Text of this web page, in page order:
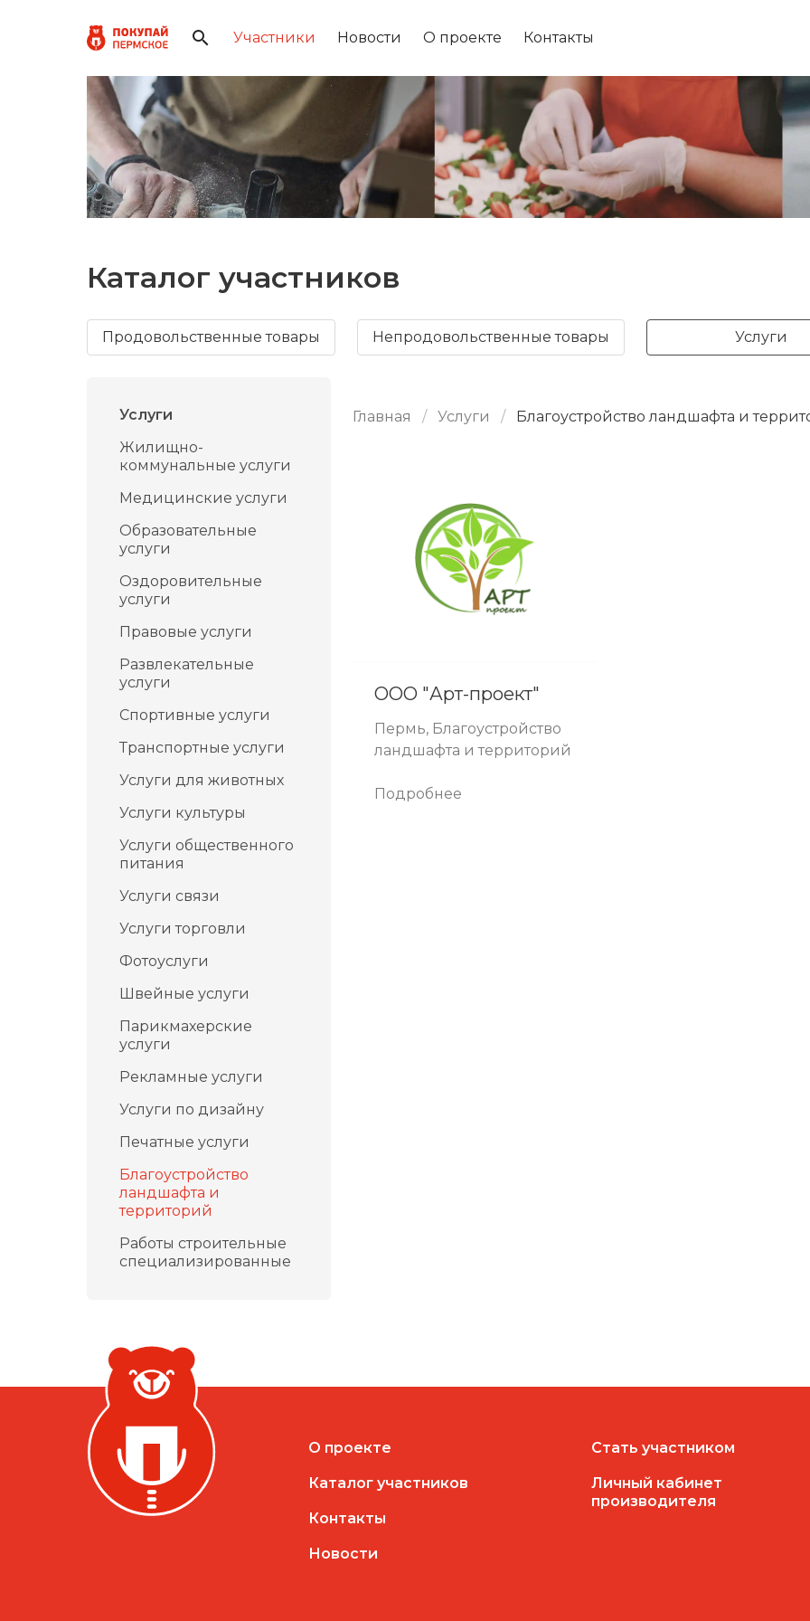
Участники Новости О проекте Контакты
Каталог участников
Продовольственные товары Непродовольственные товары Услуги
Услуги
Жилищно-
коммунальные услуги
Медицинские услуги
Образовательные
услуги
Оздоровительные
услуги
Правовые услуги
Развлекательные
услуги
Спортивные услуги
Транспортные услуги
Услуги для животных
Услуги культуры
Услуги общественного
питания
Услуги связи
Услуги торговли
Фотоуслуги
Швейные услуги
Парикмахерские
услуги
Рекламные услуги
Услуги по дизайну
Печатные услуги
Благоустройство
ландшафта и
территорий
Работы строительные
специализированные
Главная Услуги Благоустройство ландшафта и
ООО "Арт-проект"
Пермь, Благоустройство
ландшафта и территорий
Подробнее
О проекте
Каталог участников
Контакты
Новости
Стать участником
Личный кабинет
производителя